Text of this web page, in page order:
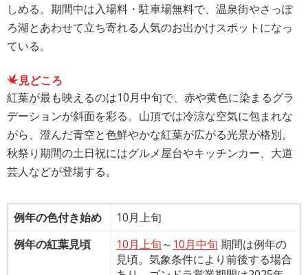
しめる。期間中は入場料・駐車場無料で、温泉街やさっぽ
ろ湖とあわせて立ち寄れる人気のお出かけスポットになっ
ている。
見どころ
紅葉が最も映えるのは10月中旬で、赤や黄色に染まるグラ
デーションが斜面を彩る。山頂では冷涼な空気に包まれな
がら、澄んだ青空と色鮮やかな紅葉が広がる光景が格別。
秋祭り期間の土日祝にはグルメ屋台やキッチンカー、大道
芸人などが登場する。
例年の色付き始め
10月上旬
例年の紅葉見頃
10月上旬～ 10月中旬 期間は例年の
見頃。気象条件により前後する場合